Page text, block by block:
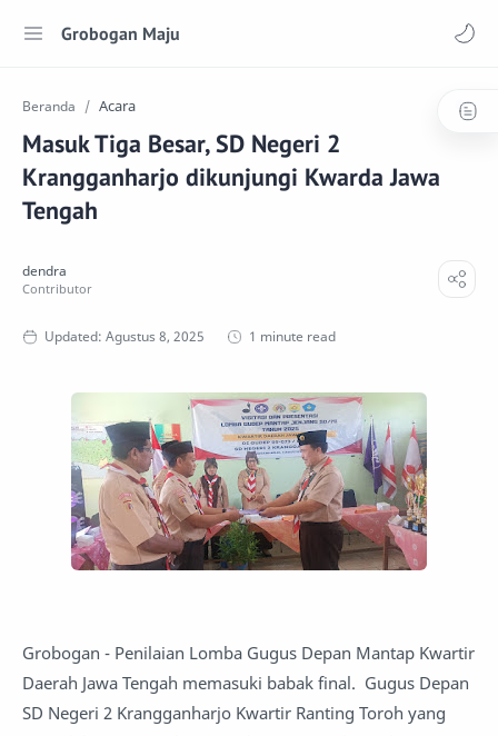
Grobogan Maju
Beranda Acara
Masuk Tiga Besar, SD Negeri 2
Krangganharjo dikunjungi Kwarda Jawa
Tengah
1 minute read
Grobogan - Penilaian Lomba Gugus Depan Mantap Kwartir
Daerah Jawa Tengah memasuki babak final. Gugus Depan
SD Negeri 2 Krangganharjo Kwartir Ranting Toroh yang